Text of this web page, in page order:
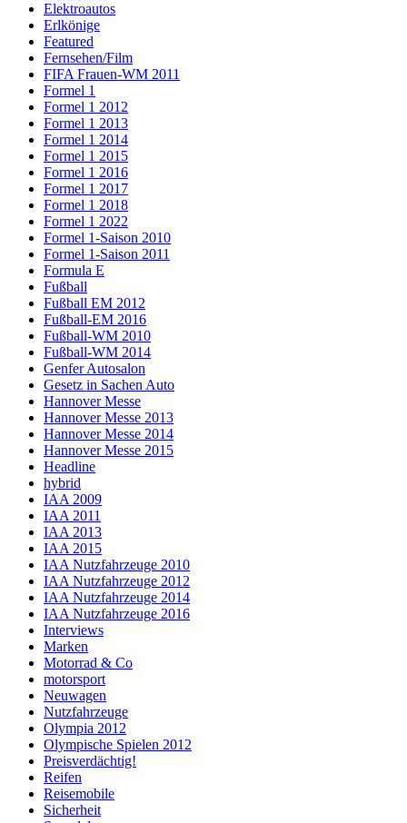
Elektroautos
Erlkönige
Featured
Fernsehen/Film
FIFA Frauen-WM 2011
Formel 1
Formel 1 2012
Formel 1 2013
Formel 1 2014
Formel 1 2015
Formel 1 2016
Formel 1 2017
Formel 1 2018
Formel 1 2022
Formel 1-Saison 2010
Formel 1-Saison 2011
Formula E
Fußball
Fußball EM 2012
Fußball-EM 2016
Fußball-WM 2010
Fußball-WM 2014
Genfer Autosalon
Gesetz in Sachen Auto
Hannover Messe
Hannover Messe 2013
Hannover Messe 2014
Hannover Messe 2015
Headline
hybrid
IAA 2009
IAA 2011
IAA 2013
IAA 2015
IAA Nutzfahrzeuge 2010
IAA Nutzfahrzeuge 2012
IAA Nutzfahrzeuge 2014
IAA Nutzfahrzeuge 2016
Interviews
Marken
Motorrad & Co
motorsport
Neuwagen
Nutzfahrzeuge
Olympia 2012
Olympische Spielen 2012
Preisverdächtig!
Reifen
Reisemobile
Sicherheit